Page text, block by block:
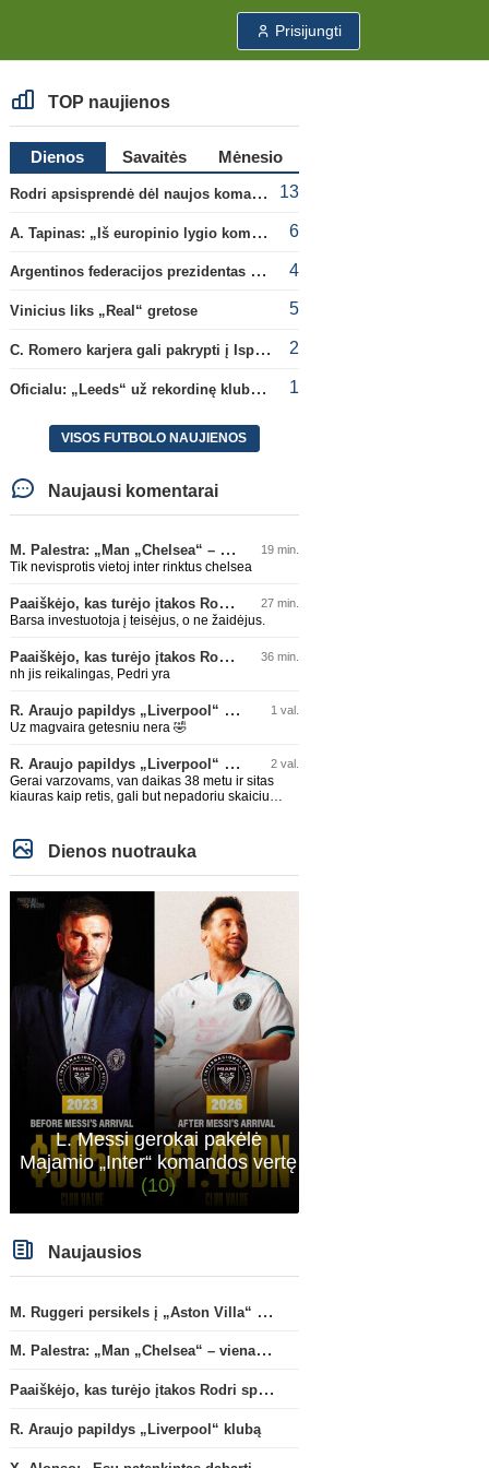
Prisijungti
TOP naujienos
Dienos Savaitės
Mėnesio
Rodri apsisprendė dėl naujos komandos
13
A. Tapinas: „Iš europinio lygio komandos gavom gerų pamokų“ 6
Argentinos federacijos prezidentas C. Tapia negailėjo pagyrų G. Infantino 4
Vinicius liks „Real“ gretose 5
C. Romero karjera gali pakrypti į Ispaniją 2
Oficialu: „Leeds“ už rekordinę klubui sumą įsigijo Anglijos rinktinės vartininką 1
VISOS FUTBOLO NAUJIENOS
Naujausi komentarai
M. Palestra: „Man „Chelsea“ – vienas didžiausių klubų futbole“ 19 min.
Tik nevisprotis vietoj inter rinktus chelsea
Paaiškėjo, kas turėjo įtakos Rodri sprendimui pasirinkti Barselonos pusę 27 min.
Barsa investuotoja į teisėjus, o ne žaidėjus.
Paaiškėjo, kas turėjo įtakos Rodri sprendimui pasirinkti Barselonos pusę 36 min.
nh jis reikalingas, Pedri yra
R. Araujo papildys „Liverpool“ klubą 1 val.
Uz magvaira getesniu nera 🤣
R. Araujo papildys „Liverpool“ klubą 2 val.
Gerai varzovams, van daikas 38 metu ir sitas
kiauras kaip retis, gali but nepadoriu skaiciu
Dienos nuotrauka
L. Messi gerokai pakėlė
Majamio „Inter“ komandos vertę
(10)
Naujausios
M. Ruggeri persikels į „Aston Villa“ ekipą
M. Palestra: „Man „Chelsea“ – vienas didžiausių klubų futbole“
Paaiškėjo, kas turėjo įtakos Rodri sprendimui pasirinkti Barselonos pusę
R. Araujo papildys „Liverpool“ klubą